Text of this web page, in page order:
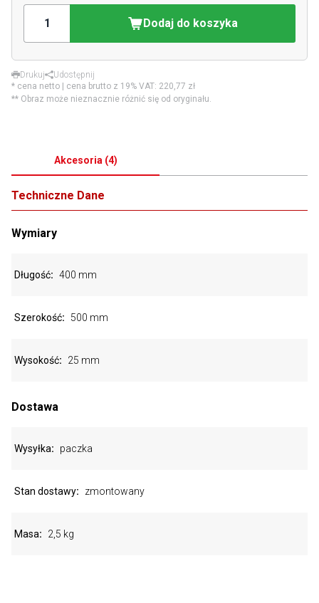
Dodaj do koszyka
Drukuj
Udostępnij
* cena netto | cena brutto z 19% VAT: 220,77 zł
** Obraz może nieznacznie różnić się od oryginału.
Akcesoria (4)
Techniczne Dane
Wymiary
Długość 400 mm
Szerokość 500 mm
Wysokość 25 mm
Dostawa
Wysyłka paczka
Stan dostawy zmontowany
Masa 2,5 kg